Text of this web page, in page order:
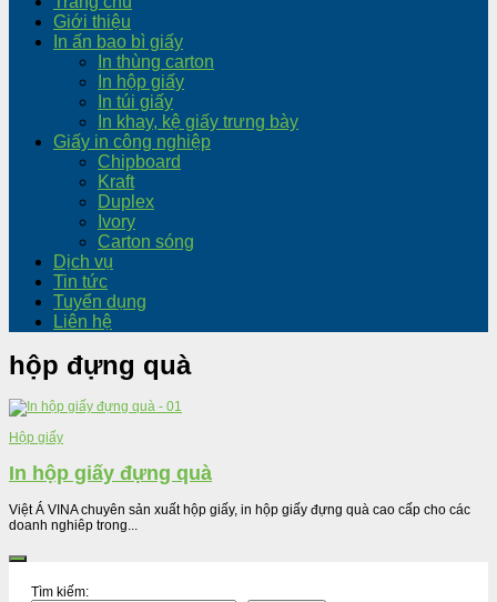
Giới thiệu
In ấn bao bì giấy
In thùng carton
In hộp giấy
In túi giấy
In khay, kệ giấy trưng bày
Giấy in công nghiệp
Chipboard
Kraft
Duplex
Ivory
Carton sóng
Dịch vụ
Tin tức
Tuyển dụng
Liên hệ
hộp đựng quà
Hộp giấy
In hộp giấy đựng quà
Việt Á VINA chuyên sản xuất hộp giấy, in hộp giấy đựng quà cao cấp cho các
doanh nghiêp trong...
Tìm kiếm: